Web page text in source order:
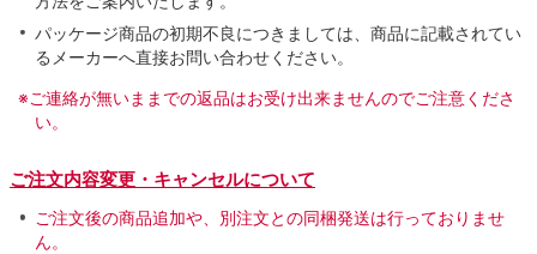
パッケージ商品の初期不良につきましては、商品に記載されてい
るメーカーへ直接お問い合わせください。
※ご連絡が無いままでの返品はお受け出来ませんのでご注意くださ
い。
ご注文内容変更・キャンセルについて
ご注文後の商品追加や、別注文との同梱発送は行っておりませ
ん。